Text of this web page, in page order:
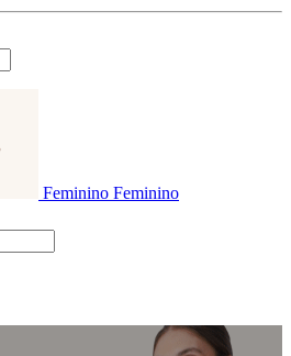
Feminino Feminino